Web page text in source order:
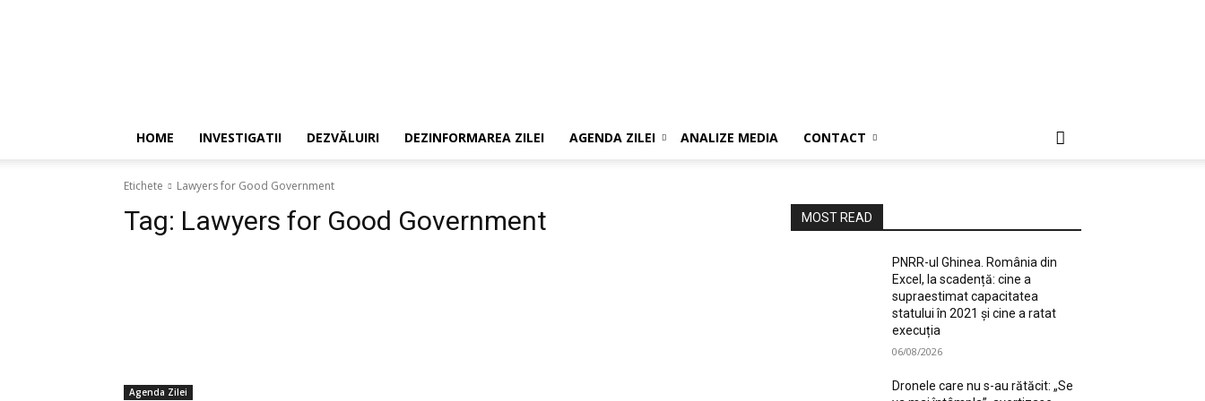
HOME INVESTIGATII DEZVĂLUIRI DEZINFORMAREA ZILEI AGENDA ZILEI ANALIZE MEDIA CONTACT
Etichete Lawyers for Good Government
Tag: Lawyers for Good Government
Agenda Zilei
MOST READ
PNRR-ul Ghinea. România din
Excel, la scadență: cine a
supraestimat capacitatea
statului în 2021 și cine a ratat
execuția
06/08/2026
Dronele care nu s-au rătăcit: „Se